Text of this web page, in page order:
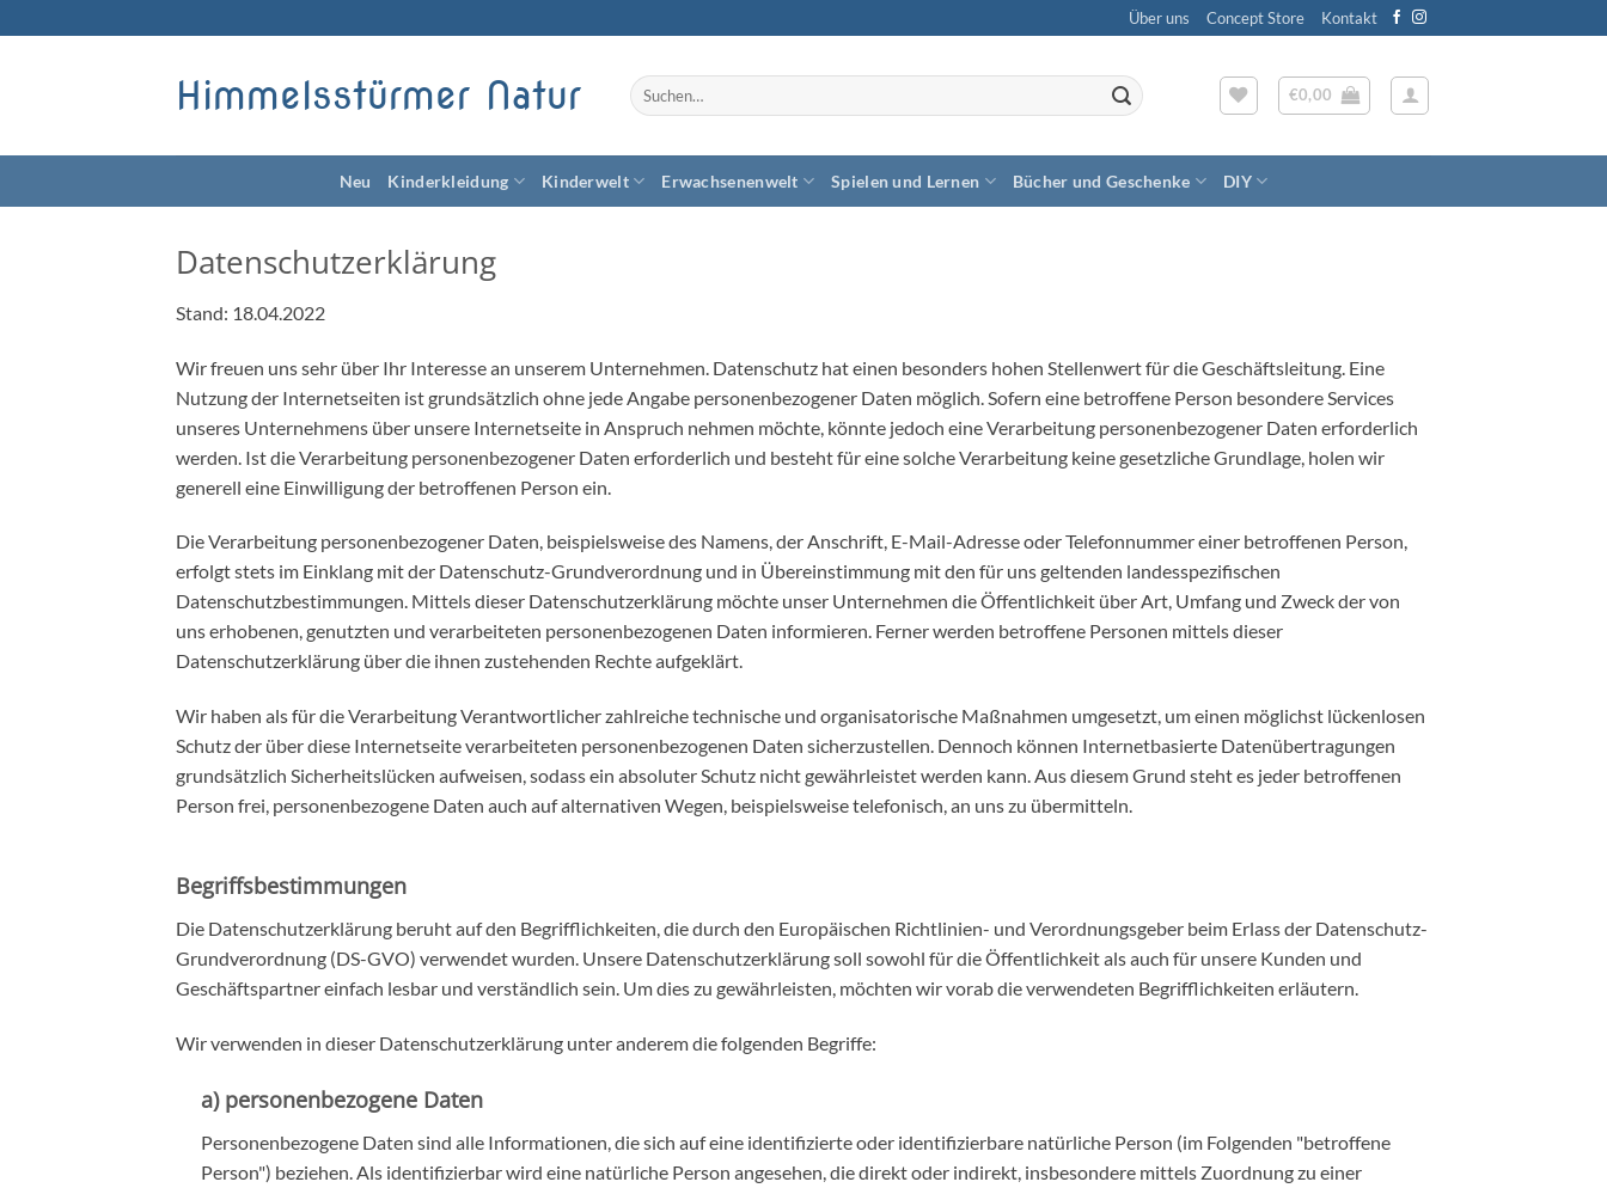
Inhalt
Über uns Concept Store Kontakt
Himmelsstürmer Natur
Suchen
nach:
€0,00
Neu Kinderkleidung Kinderwelt Erwachsenenwelt Spielen und Lernen Bücher und Geschenke DIY
Datenschutzerklärung
Stand: 18.04.2022
Wir freuen uns sehr über Ihr Interesse an unserem Unternehmen. Datenschutz hat einen besonders hohen Stellenwert für die Geschäftsleitung. Eine
Nutzung der Internetseiten ist grundsätzlich ohne jede Angabe personenbezogener Daten möglich. Sofern eine betroffene Person besondere Services
unseres Unternehmens über unsere Internetseite in Anspruch nehmen möchte, könnte jedoch eine Verarbeitung personenbezogener Daten erforderlich
werden. Ist die Verarbeitung personenbezogener Daten erforderlich und besteht für eine solche Verarbeitung keine gesetzliche Grundlage, holen wir
generell eine Einwilligung der betroffenen Person ein.
Die Verarbeitung personenbezogener Daten, beispielsweise des Namens, der Anschrift, E-Mail-Adresse oder Telefonnummer einer betroffenen Person,
erfolgt stets im Einklang mit der Datenschutz-Grundverordnung und in Übereinstimmung mit den für uns geltenden landesspezifischen
Datenschutzbestimmungen. Mittels dieser Datenschutzerklärung möchte unser Unternehmen die Öffentlichkeit über Art, Umfang und Zweck der von
uns erhobenen, genutzten und verarbeiteten personenbezogenen Daten informieren. Ferner werden betroffene Personen mittels dieser
Datenschutzerklärung über die ihnen zustehenden Rechte aufgeklärt.
Wir haben als für die Verarbeitung Verantwortlicher zahlreiche technische und organisatorische Maßnahmen umgesetzt, um einen möglichst lückenlosen
Schutz der über diese Internetseite verarbeiteten personenbezogenen Daten sicherzustellen. Dennoch können Internetbasierte Datenübertragungen
grundsätzlich Sicherheitslücken aufweisen, sodass ein absoluter Schutz nicht gewährleistet werden kann. Aus diesem Grund steht es jeder betroffenen
Person frei, personenbezogene Daten auch auf alternativen Wegen, beispielsweise telefonisch, an uns zu übermitteln.
Begriffsbestimmungen
Die Datenschutzerklärung beruht auf den Begrifflichkeiten, die durch den Europäischen Richtlinien- und Verordnungsgeber beim Erlass der Datenschutz-
Grundverordnung (DS-GVO) verwendet wurden. Unsere Datenschutzerklärung soll sowohl für die Öffentlichkeit als auch für unsere Kunden und
Geschäftspartner einfach lesbar und verständlich sein. Um dies zu gewährleisten, möchten wir vorab die verwendeten Begrifflichkeiten erläutern.
Wir verwenden in dieser Datenschutzerklärung unter anderem die folgenden Begriffe:
a) personenbezogene Daten
Personenbezogene Daten sind alle Informationen, die sich auf eine identifizierte oder identifizierbare natürliche Person (im Folgenden "betroffene
Person") beziehen. Als identifizierbar wird eine natürliche Person angesehen, die direkt oder indirekt, insbesondere mittels Zuordnung zu einer